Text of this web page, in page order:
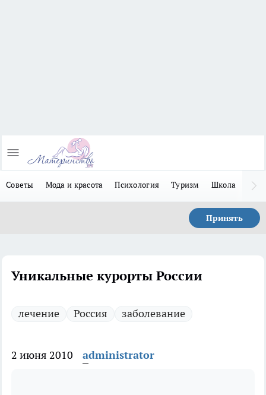
Советы Мода и красота Психология Туризм Школа
Принять
Уникальные курорты России
лечение Россия заболевание
2 июня 2010 administrator